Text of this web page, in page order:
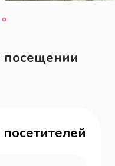
посещении